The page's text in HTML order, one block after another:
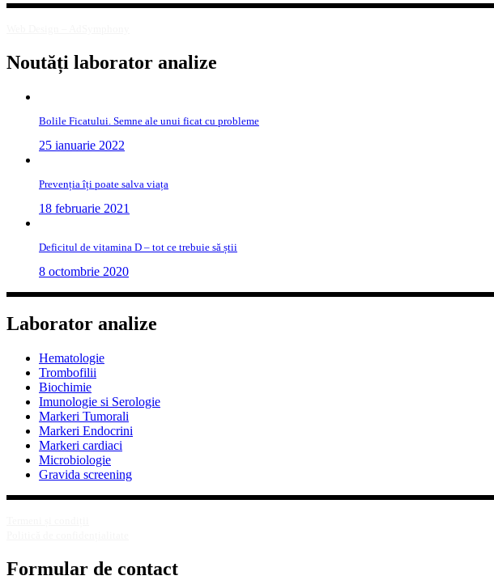
Noutăți laborator analize
Bolile Ficatului. Semne ale unui ficat cu probleme
25 ianuarie 2022
Prevenția îți poate salva viața
18 februarie 2021
Deficitul de vitamina D – tot ce trebuie să știi
8 octombrie 2020
Laborator analize
Hematologie
Trombofilii
Biochimie
Imunologie si Serologie
Markeri Tumorali
Markeri Endocrini
Markeri cardiaci
Microbiologie
Gravida screening
Formular de contact